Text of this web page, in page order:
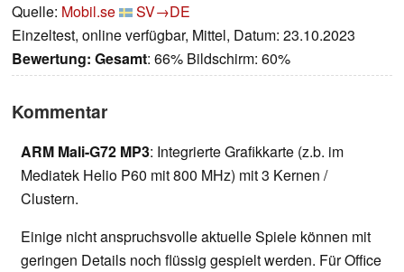
Quelle: Mobil.se
SV→DE
Einzeltest, online verfügbar, Mittel, Datum: 23.10.2023
Bewertung: Gesamt: 66% Bildschirm: 60%
Kommentar
ARM Mali-G72 MP3: Integrierte Grafikkarte (z.b. im
Mediatek Helio P60 mit 800 MHz) mit 3 Kernen /
Clustern.
Einige nicht anspruchsvolle aktuelle Spiele können mit
geringen Details noch flüssig gespielt werden. Für Office